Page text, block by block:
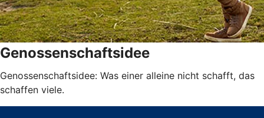
Genossenschaftsidee
Genossenschaftsidee: Was einer alleine nicht schafft, das
schaffen viele.